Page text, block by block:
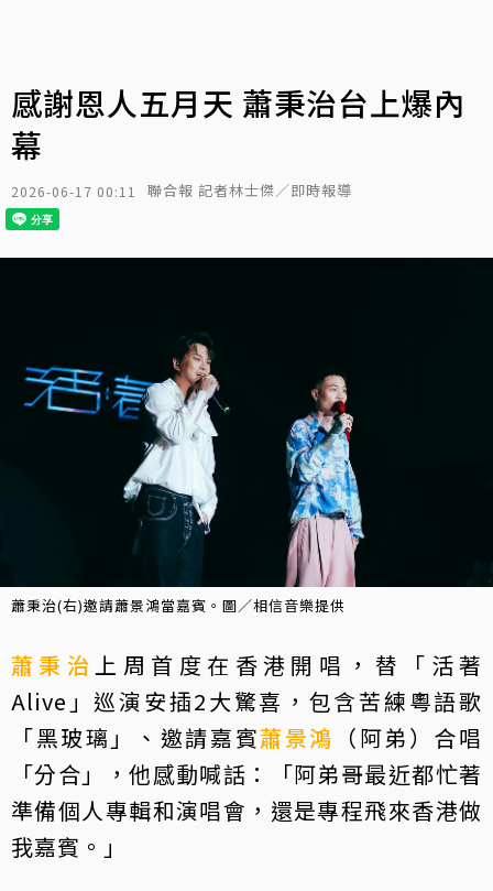
感謝恩人五月天 蕭秉治台上爆內
幕
2026-06-17 00:11 聯合報 記者林士傑／即時報導
蕭秉治(右)邀請蕭景鴻當嘉賓。圖／相信音樂提供
蕭秉治 上周首度在香港開唱，替「活著
Alive」巡演安插2大驚喜，包含苦練粵語歌
「黑玻璃」、邀請嘉賓蕭景鴻 （阿弟）合唱
「分合」，他感動喊話：「阿弟哥最近都忙著
準備個人專輯和演唱會，還是專程飛來香港做
我嘉賓。」